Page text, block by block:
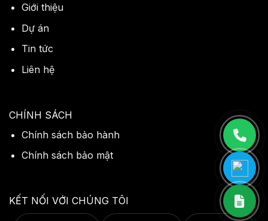
Giới thiệu
Dự án
Tin tức
Liên hệ
CHÍNH SÁCH
Chính sách bảo hành
Chính sách bảo mật
KẾT NỐI VỚI CHÚNG TÔI